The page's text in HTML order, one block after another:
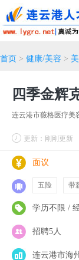
首页 > 健康/美容 >
四季金辉
连云港市薇格医疗美
更新：刚刚更新
面议
五险 带
学历不限 /
招聘5人
连云港市海